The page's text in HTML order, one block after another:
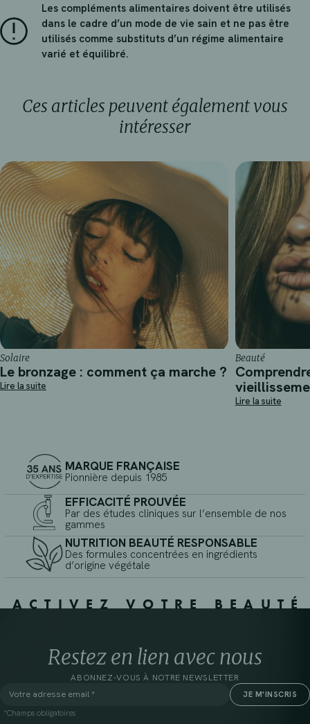
Les compléments alimentaires doivent être utilisés
dans le cadre d’un mode de vie sain et ne pas être
utilisés comme substituts d’un régime alimentaire
varié et équilibré.
Ces articles peuvent également vous
intéresser
Solaire
Le bronzage : comment ça marche ?
Lire la suite
Beauté
Lire la suite
MARQUE FRANÇAISE
Pionnière depuis 1985
EFFICACITÉ PROUVÉE
Par des études cliniques sur l’ensemble de nos
gammes
NUTRITION BEAUTÉ RESPONSABLE
Des formules concentrées en ingrédients
d’origine végétale
ACTIVEZ VOTRE BEAUTÉ
Restez en lien avec nous
ABONNEZ-VOUS À NOTRE NEWSLETTER
*Champs obligatoires